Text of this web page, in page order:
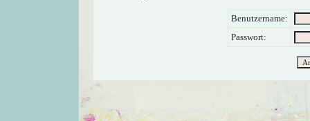
Benutzername:
Passwort: